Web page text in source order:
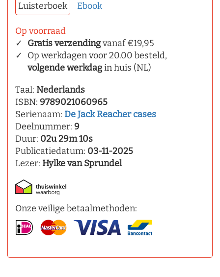
Luisterboek
Ebook
Op voorraad
Gratis verzendingvanaf €19,95
Op werkdagen voor 20.00 besteld,
volgende werkdagin huis (NL)
Taal: Nederlands
ISBN: 9789021060965
Serienaam: De Jack Reacher cases
Deelnummer: 9
Duur: 02u 29m 10s
Publicatiedatum: 03-11-2025
Lezer: Hylke van Sprundel
Onze veilige betaalmethoden: